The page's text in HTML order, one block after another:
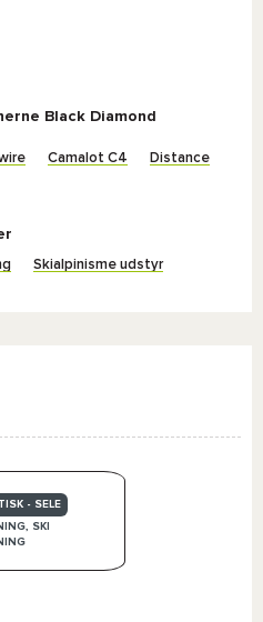
Black Diamond
Camalot C4 Distance
Skialpinisme udstyr
- SELE
SKI